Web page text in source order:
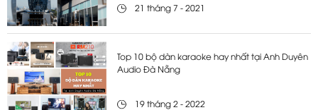
21 tháng 7 - 2021
Top 10 bộ dàn karaoke hay nhất tại Anh Duyên
Audio Đà Nẵng
19 tháng 2 - 2022